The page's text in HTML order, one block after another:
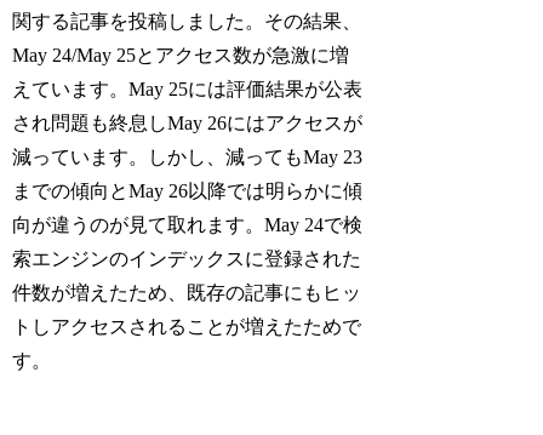
関する記事を投稿しました。その結果、
May 24/May 25とアクセス数が急激に増
えています。May 25には評価結果が公表
され問題も終息しMay 26にはアクセスが
減っています。しかし、減ってもMay 23
までの傾向とMay 26以降では明らかに傾
向が違うのが見て取れます。May 24で検
索エンジンのインデックスに登録された
件数が増えたため、既存の記事にもヒッ
トしアクセスされることが増えたためで
す。